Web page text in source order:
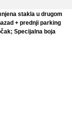
stakla u drugom
+ prednji parking
Specijalna boja